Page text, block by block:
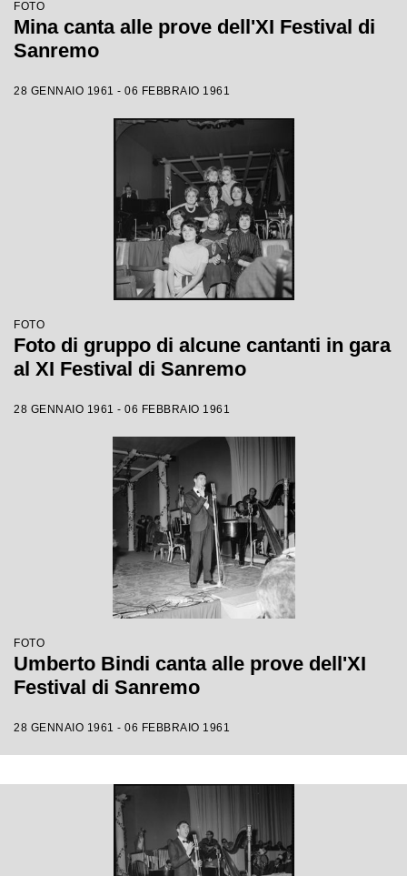
FOTO
Mina canta alle prove dell'XI Festival di
Sanremo
28 GENNAIO 1961 - 06 FEBBRAIO 1961
FOTO
Foto di gruppo di alcune cantanti in gara
al XI Festival di Sanremo
28 GENNAIO 1961 - 06 FEBBRAIO 1961
FOTO
Umberto Bindi canta alle prove dell'XI
Festival di Sanremo
28 GENNAIO 1961 - 06 FEBBRAIO 1961